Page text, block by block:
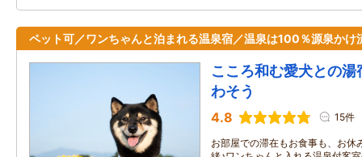
ペット可／ワンちゃんと泊まれる温泉宿／温泉は100％源泉かけ
こころ和む愛犬との湯
わそう
4.8 15件
お部屋での滞在もお食事も、お休